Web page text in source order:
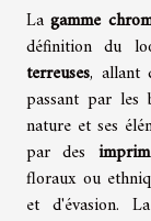
Lagamme
définition du
terreuses, allant
passant par
nature et ses
par des
floraux ou
et d'évasion.